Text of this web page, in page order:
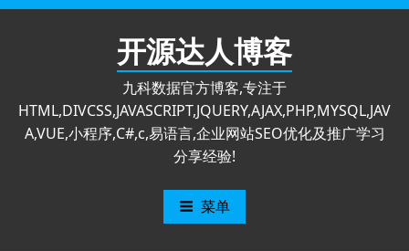
跳
开源达人博客
九科数据官方博客,专注于
HTML,DIVCSS,JAVASCRIPT,JQUERY,AJAX,PHP,MYSQL,JAV
A,VUE,小程序,C#,c,易语言,企业网站SEO优化及推广学习
分享经验!
菜单